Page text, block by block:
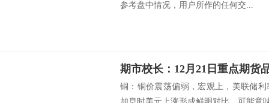
参考盘中情况，用户所作的任何交...
期市校长：12月21日重点期货
铜：铜价震荡偏弱，宏观上，美联储